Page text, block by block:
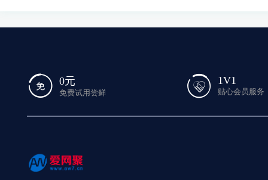
0元
免费试用尝鲜
1V1
贴心会员服务